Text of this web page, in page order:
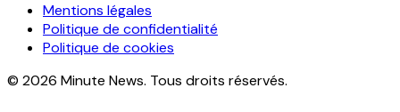
Mentions légales
Politique de confidentialité
Politique de cookies
© 2026 Minute News. Tous droits réservés.